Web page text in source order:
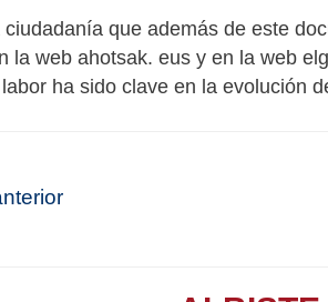
que además de este
la web ahotsak. eus y en la web
ha sido clave en la evolución